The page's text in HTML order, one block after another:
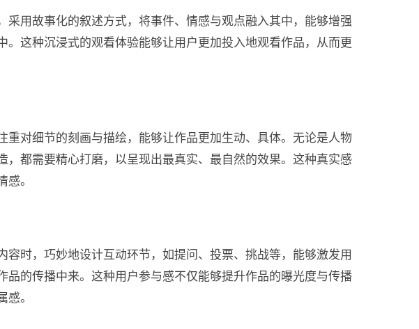
采用故事化的叙述方式，将事件、情感与观点融入其中，能够增强
。这种沉浸式的观看体验能够让用户更加投入地观看作品，从而更
重对细节的刻画与描绘，能够让作品更加生动、具体。无论是人物
，都需要精心打磨，以呈现出最真实、最自然的效果。这种真实感
。
时，巧妙地设计互动环节，如提问、投票、挑战等，能够激发用
品的传播中来。这种用户参与感不仅能够提升作品的曝光度与传播
。